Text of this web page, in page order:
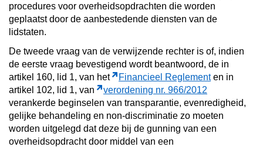
procedures voor overheidsopdrachten die worden
geplaatst door de aanbestedende diensten van de
lidstaten.
De tweede vraag van de verwijzende rechter is of, indien
de eerste vraag bevestigend wordt beantwoord, de in
artikel 160, lid 1, van het
Financieel Reglementen in
artikel 102, lid 1, van
verordening nr. 966/2012
verankerde beginselen van transparantie, evenredigheid,
gelijke behandeling en non-discriminatie zo moeten
worden uitgelegd dat deze bij de gunning van een
overheidsopdracht door middel van een